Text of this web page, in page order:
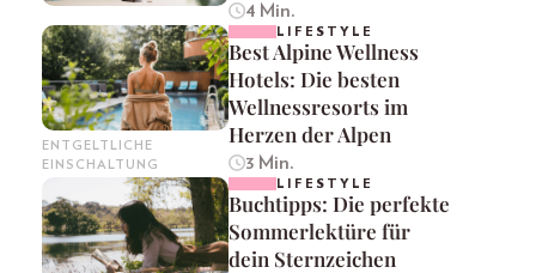
4 Min.
ENTGELTLICHE
EINSCHALTUNG
LIFESTYLE
Best Alpine Wellness
Hotels: Die besten
Wellnessresorts im
Herzen der Alpen
3 Min.
LIFESTYLE
Buchtipps: Die perfekte
Sommerlektüre für
dein Sternzeichen